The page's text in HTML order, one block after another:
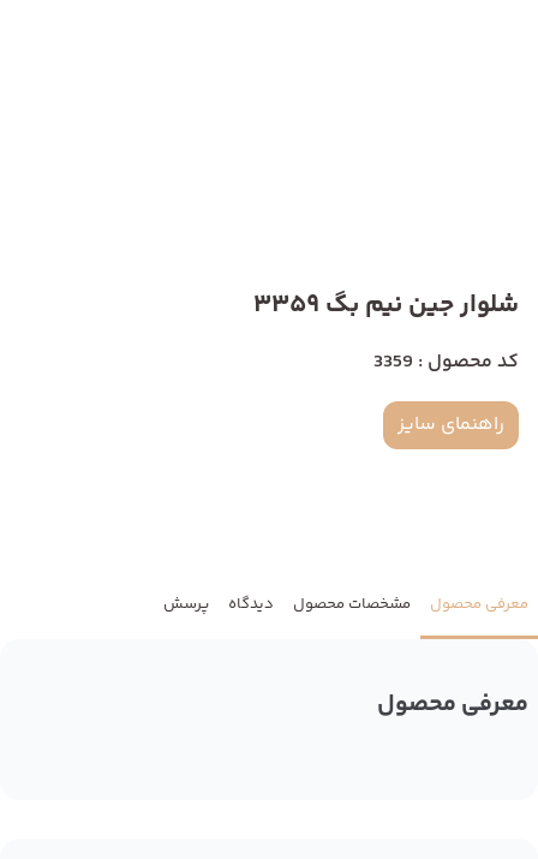
شلوار جین نیم بگ 3359
کد محصول : 3359
راهنمای سایز
معرفی محصول مشخصات محصول دیدگاه پرسش
معرفی محصول